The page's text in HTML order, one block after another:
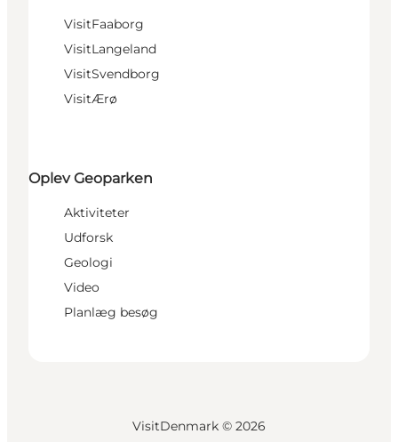
VisitFaaborg
VisitLangeland
VisitSvendborg
VisitÆrø
Oplev Geoparken
Aktiviteter
Udforsk
Geologi
Video
Planlæg besøg
VisitDenmark © 2026